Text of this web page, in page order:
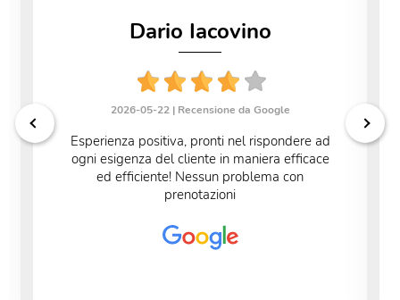
Dario Iacovino
2026-05-22 | Recensione da Google
Esperienza positiva, pronti nel rispondere ad
ogni esigenza del cliente in maniera efficace
ed efficiente! Nessun problema con
prenotazioni